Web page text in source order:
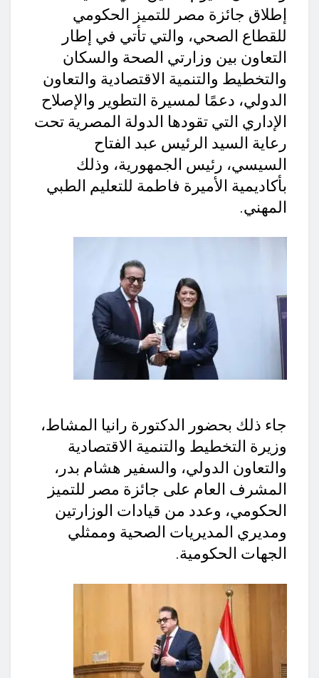
إطلاق جائزة مصر للتميز الحكومي
للقطاع الصحي، والتي تأتي في إطار
التعاون بين وزارتي الصحة والسكان
والتخطيط والتنمية الاقتصادية والتعاون
الدولي، دعمًا لمسيرة التطوير والإصلاح
الإداري التي تقودها الدولة المصرية تحت
رعاية السيد الرئيس عبد الفتاح
السيسي، رئيس الجمهورية، وذلك
بأكاديمية الأميرة فاطمة للتعليم الطبي
المهني.
جاء ذلك بحضور الدكتورة رانيا المشاط،
وزيرة التخطيط والتنمية الاقتصادية
والتعاون الدولي، والسفير هشام بدر،
المشرف العام على جائزة مصر للتميز
الحكومي، وعدد من قيادات الوزارتين
ومديري المديريات الصحية وممثلي
الجهات الحكومية.